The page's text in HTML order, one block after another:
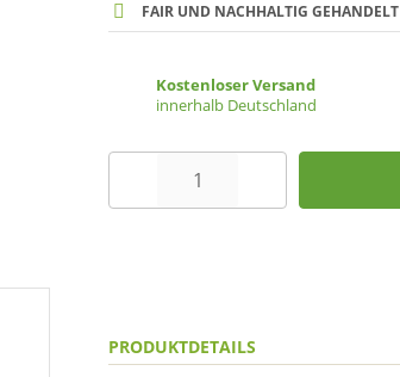
FAIR UND NACHHALTIG GEHANDELT
Kostenloser Versand
innerhalb Deutschland
PRODUKTDETAILS